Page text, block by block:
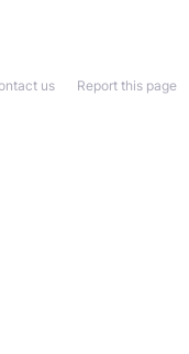
Report this page
us